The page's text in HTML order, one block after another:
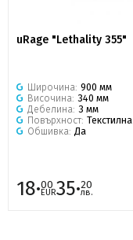
uRage "Lethality 355"
Широчина: 900 мм
Височина: 340 мм
Дебелина: 3 мм
Повърхност: Текстилна
Обшивка: Да
18·00
EUR35·20
лв.